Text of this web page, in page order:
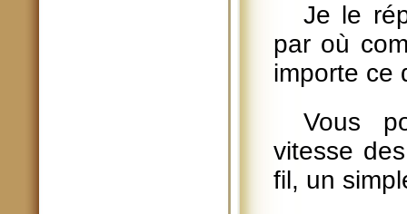
Je le
par où
importe ce
Vous
vitesse
fil, un